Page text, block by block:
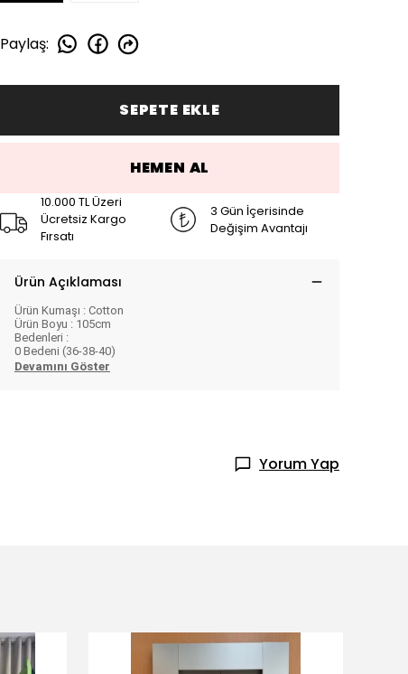
Paylaş:
SEPETE EKLE
HEMEN AL
10.000 TL Üzeri
Ücretsiz Kargo
Fırsatı
3 Gün İçerisinde
Değişim Avantajı
Ürün Açıklaması
Ürün Kumaşı : Cotton
Ürün Boyu : 105cm
Bedenleri :
0 Bedeni (36-38-40)
Devamını Göster
Yorum Yap